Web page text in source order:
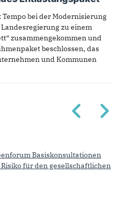
bei der Modernisierung
zu einem
zusammengekommen und
beschlossen, das
und Kommunen